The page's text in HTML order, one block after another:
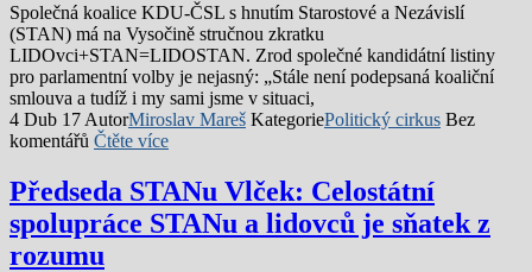
Společná koalice KDU-ČSL s hnutím Starostové a Nezávislí
(STAN) má na Vysočině stručnou zkratku
LIDOvci+STAN=LIDOSTAN. Zrod společné kandidátní listiny
pro parlamentní volby je nejasný: „Stále není podepsaná koaliční
smlouva a tudíž i my sami jsme v situaci,
4 Dub 17 AutorMiroslav Mareš KategoriePolitický cirkus Bez
komentářů Čtěte více
Předseda STANu Vlček: Celostátní
spolupráce STANu a lidovců je sňatek z
rozumu